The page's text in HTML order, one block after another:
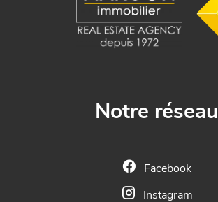
Notre réseau
Facebook
Instagram